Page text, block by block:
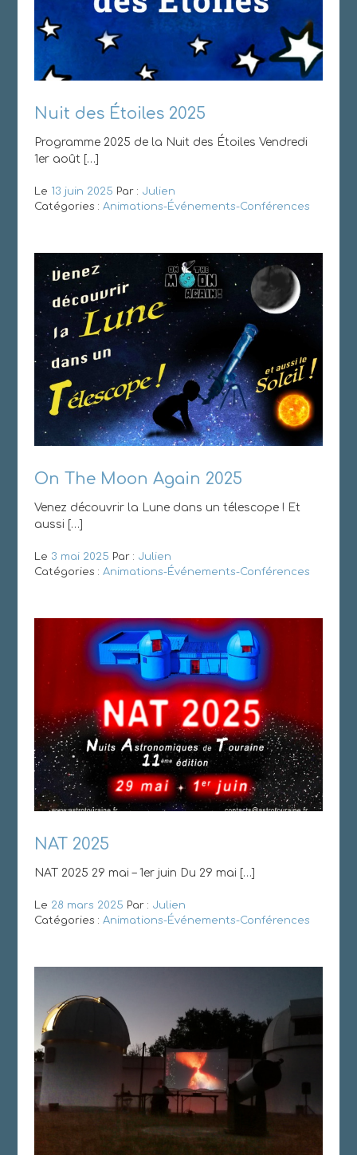
Nuit des Étoiles 2025
Programme 2025 de la Nuit des Étoiles Vendredi
1er août […]
Le 13 juin 2025 Par : Julien
Catégories : Animations-Événements-Conférences
On The Moon Again 2025
Venez découvrir la Lune dans un télescope ! Et
aussi […]
Le 3 mai 2025 Par : Julien
Catégories : Animations-Événements-Conférences
NAT 2025
NAT 2025 29 mai – 1er juin Du 29 mai […]
Le 28 mars 2025 Par : Julien
Catégories : Animations-Événements-Conférences